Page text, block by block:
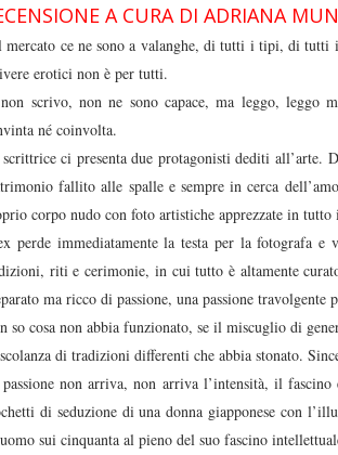
A CURA DI ADRIANA
mercato ce ne sono a valanghe, di tutti i tipi, di tutti
erotici non è per tutti.
scrivo, non ne sono capace, ma leggo, leggo
né coinvolta.
ci presenta due protagonisti dediti all’arte.
fallito alle spalle e sempre in cerca
corpo nudo con foto artistiche apprezzate in tutto
perde immediatamente la testa per la fotografa e
riti e cerimonie, in cui tutto è altamente
ma ricco di passione, una passione
so cosa non abbia funzionato, se il miscuglio di
di tradizioni differenti che abbia stonato.
non arriva, non arriva l’intensità, il
di seduzione di una donna giapponese con
sui cinquanta al pieno del suo fascino